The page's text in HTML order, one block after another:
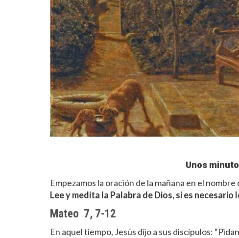
Unos
Empezamos la oración de la mañana en el
Lee y medita la Palabra de Dios, si es
Mateo 7, 7-12
En aquel tiempo, Jesús dijo a sus discípulos: